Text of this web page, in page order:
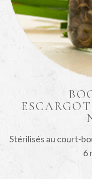
Stérilisés au court-
6